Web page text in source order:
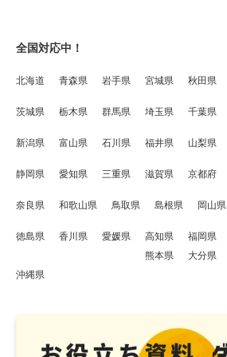
全国対応中！
北海道 青森県 岩手県 宮城県 秋田県
茨城県 栃木県 群馬県 埼玉県 千葉県
新潟県 富山県 石川県 福井県 山梨県
静岡県 愛知県 三重県 滋賀県 京都府
奈良県 和歌山県 鳥取県 島根県 岡山県
徳島県 香川県 愛媛県 高知県 福岡県
熊本県
大分県
沖縄県